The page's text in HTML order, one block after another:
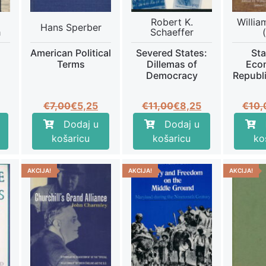
Hans Sperber
American Political
Terms
€7,00Izvorna
cijena
bila
je:
€7,00.
€5,25
Trenutna
cijena
je:
€5,25.
Dodaj u
košaricu
Robert K.
Schaeffer
Severed States:
Dillemas of
Democracy
€11,00Izvorna
cijena
bila
je:
€11,00.
€8,25
Trenutna
cijena
je:
€8,25.
Dodaj u
košaricu
€
AKCIJA! AKCIJA! AKCIJA!